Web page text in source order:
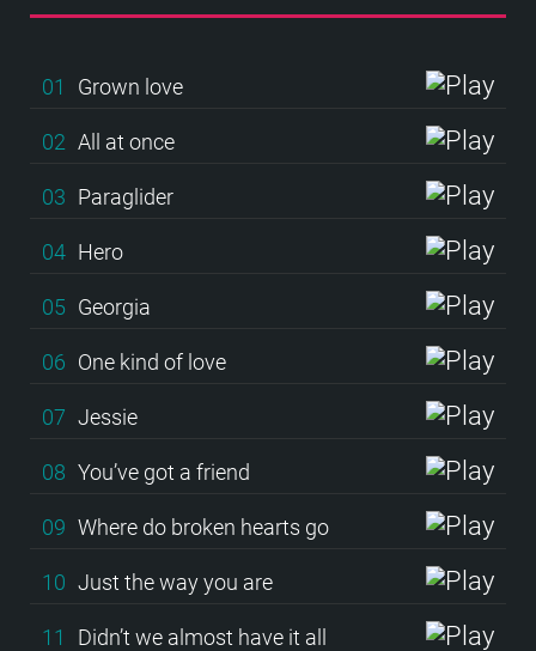
01 Grown love
02 All at once
03 Paraglider
04 Hero
05 Georgia
06 One kind of love
07 Jessie
08 You’ve got a friend
09 Where do broken hearts go
10 Just the way you are
11 Didn’t we almost have it all